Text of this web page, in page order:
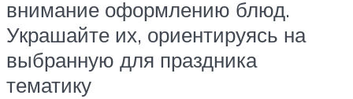
внимание оформлению блюд.
Украшайте их, ориентируясь на
выбранную для праздника
тематику